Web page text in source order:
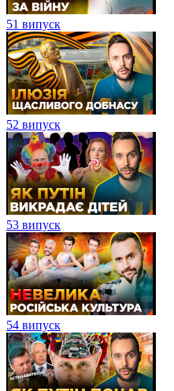
51 випуск
52 випуск
53 випуск
54 випуск